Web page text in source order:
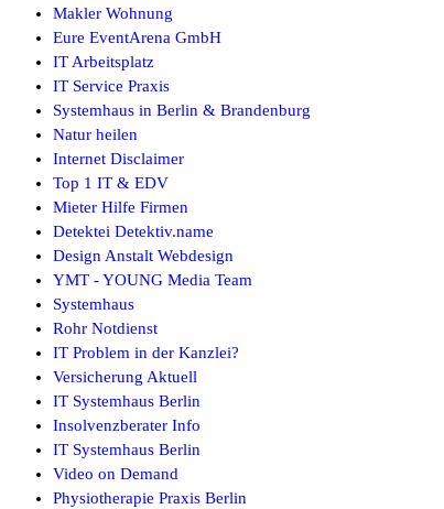
Makler Wohnung
Eure EventArena GmbH
IT Arbeitsplatz
IT Service Praxis
Systemhaus in Berlin & Brandenburg
Natur heilen
Internet Disclaimer
Top 1 IT & EDV
Mieter Hilfe Firmen
Detektei Detektiv.name
Design Anstalt Webdesign
YMT - YOUNG Media Team
Systemhaus
Rohr Notdienst
IT Problem in der Kanzlei?
Versicherung Aktuell
IT Systemhaus Berlin
Insolvenzberater Info
IT Systemhaus Berlin
Video on Demand
Physiotherapie Praxis Berlin